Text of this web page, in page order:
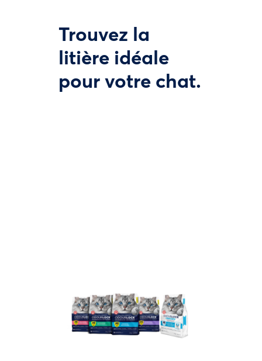
Trouvez la
litière idéale
pour votre chat.